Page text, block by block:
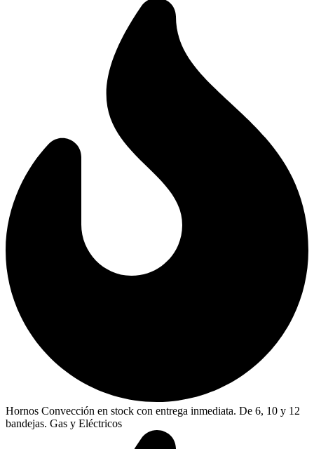
Hornos Convección en stock con entrega inmediata. De 6, 10 y 12
bandejas. Gas y Eléctricos